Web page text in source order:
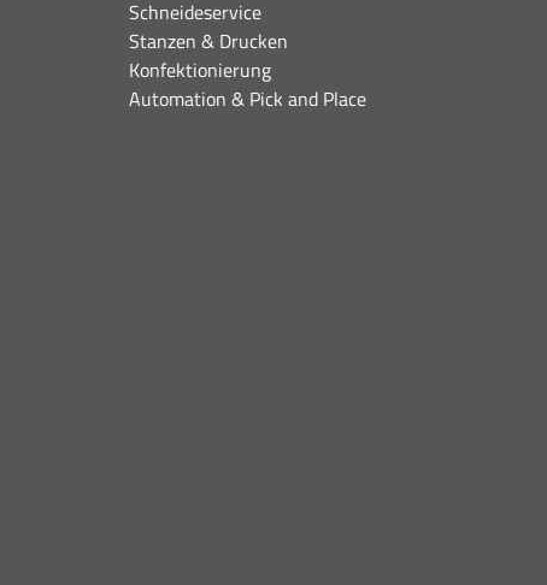
Schneideservice
Stanzen & Drucken
Konfektionierung
Automation & Pick and Place